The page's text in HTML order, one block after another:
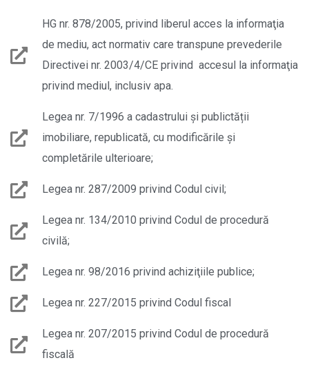
HG nr. 878/2005, privind liberul acces la informaţia
de mediu, act normativ care transpune prevederile
Directivei nr. 2003/4/CE privind accesul la informaţia
privind mediul, inclusiv apa.
Legea nr. 7/1996 a cadastrului și publictății
imobiliare, republicată, cu modificările și
completările ulterioare;
Legea nr. 287/2009 privind Codul civil;
Legea nr. 134/2010 privind Codul de procedură
civilă;
Legea nr. 98/2016 privind achiziţiile publice;
Legea nr. 227/2015 privind Codul fiscal
Legea nr. 207/2015 privind Codul de procedură
fiscală